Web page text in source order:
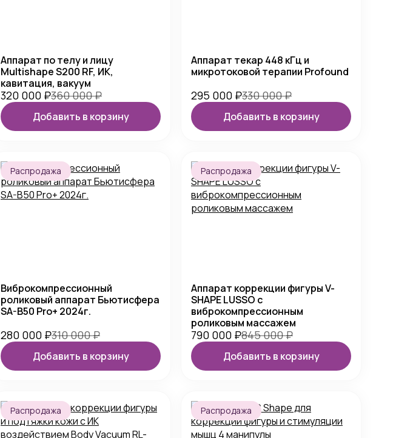
Аппарат по телу и лицу
Multishape S200 RF, ИК,
кавитация, вакуум
320 000 ₽360 000₽
Добавить в корзину
Аппарат текар 448 кГц и
микротоковой терапии Profound
295 000 ₽330 000₽
Добавить в корзину
Распродажа
Виброкомпрессионный
роликовый аппарат Бьютисфера
SA-B50 Pro+ 2024г.
280 000 ₽310 000₽
Добавить в корзину
Распродажа
Аппарат коррекции фигуры V-
SHAPE LUSSO с
виброкомпрессионным
роликовым массажем
790 000 ₽845 000₽
Добавить в корзину
Распродажа Распродажа